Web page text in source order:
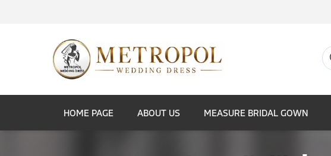
HOME PAGE ABOUT US MEASURE BRIDAL GOWN